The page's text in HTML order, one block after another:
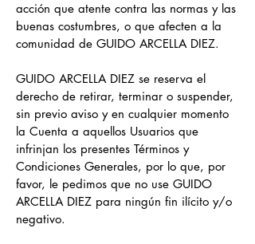
acción que atente contra las normas y las
buenas costumbres, o que afecten a la
comunidad de GUIDO ARCELLA DIEZ.
GUIDO ARCELLA DIEZ se reserva el
derecho de retirar, terminar o suspender,
sin previo aviso y en cualquier momento
la Cuenta a aquellos Usuarios que
infrinjan los presentes Términos y
Condiciones Generales, por lo que, por
favor, le pedimos que no use GUIDO
ARCELLA DIEZ para ningún fin ilícito y/o
negativo.